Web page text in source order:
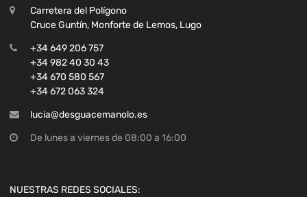
Carretera del Polígono
Cruce Guntín, Monforte de Lemos, Lugo
+34 649 206 757
+34 982 40 30 43
+34 670 580 567
+34 672 063 324
lucia@desguacemanolo.es
De lunes a viernes de 08:00 a 16:00
NUESTRAS REDES SOCIALES: